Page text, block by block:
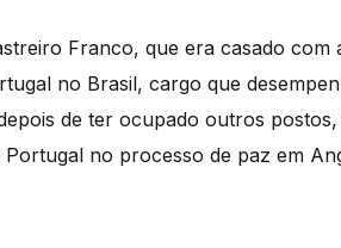
Franco, que era casado com
no Brasil, cargo que
de ter ocupado outros
Portugal no processo de paz em